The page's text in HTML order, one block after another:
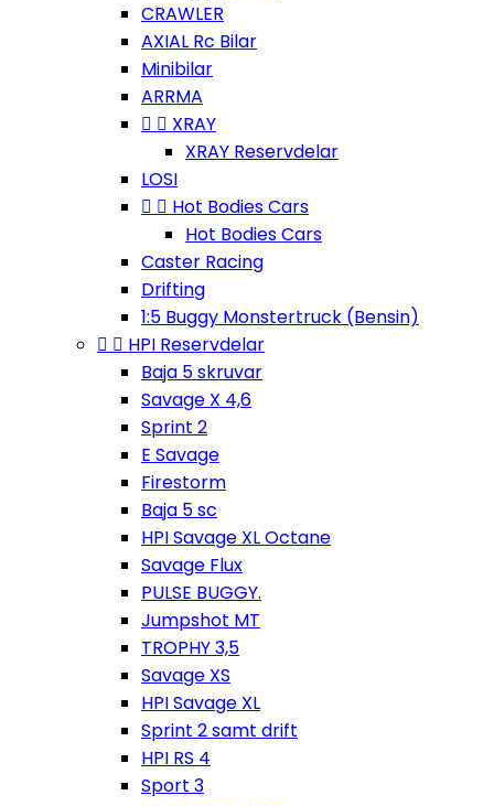
CRAWLER
AXIAL Rc Bilar
Minibilar
ARRMA
  XRAY
XRAY Reservdelar
LOSI
  Hot Bodies Cars
Hot Bodies Cars
Caster Racing
Drifting
1:5 Buggy Monstertruck (Bensin)
  HPI Reservdelar
Baja 5 skruvar
Savage X 4,6
Sprint 2
E Savage
Firestorm
Baja 5 sc
HPI Savage XL Octane
Savage Flux
PULSE BUGGY.
Jumpshot MT
TROPHY 3,5
Savage XS
HPI Savage XL
Sprint 2 samt drift
HPI RS 4
Sport 3